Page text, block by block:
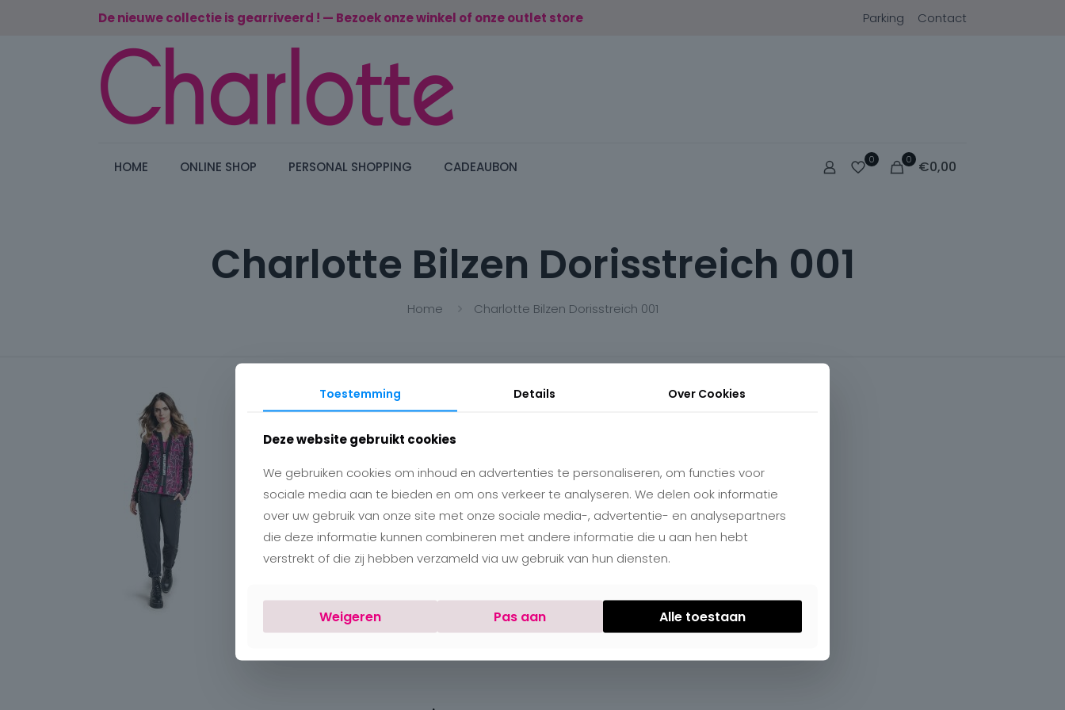
De nieuwe collectie is gearriveerd ! — Bezoek onze winkel of onze outlet store Parking Contact
HOME ONLINE SHOP PERSONAL SHOPPING CADEAUBON 0 0 €0,00
Charlotte Bilzen Dorisstreich 001
Home Charlotte Bilzen Dorisstreich 001
Toestemming Details Over Cookies
Deze website gebruikt cookies
We gebruiken cookies om inhoud en advertenties te personaliseren, om functies voor
sociale media aan te bieden en om ons verkeer te analyseren. We delen ook informatie
over uw gebruik van onze site met onze sociale media-, advertentie- en analysepartners
die deze informatie kunnen combineren met andere informatie die u aan hen hebt
verstrekt of die zij hebben verzameld via uw gebruik van hun diensten.
Weigeren Pas aan Alle toestaan